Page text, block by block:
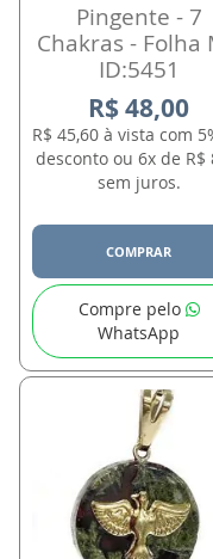
Pingente - 7
Chakras - Folha
ID:5451
R$ 48,00
R$ 45,60 à vista com
desconto ou 6x de R$
sem juros.
COMPRAR
Compre pelo
WhatsApp